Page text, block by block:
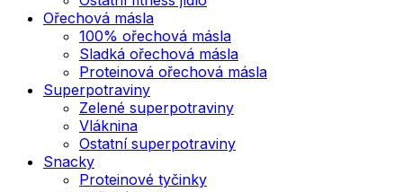
Ořechová másla
100% ořechová másla
Sladká ořechová másla
Proteinová ořechová másla
Superpotraviny
Zelené superpotraviny
Vláknina
Ostatní superpotraviny
Snacky
Proteinové tyčinky